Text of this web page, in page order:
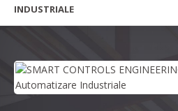
INDUSTRIALE